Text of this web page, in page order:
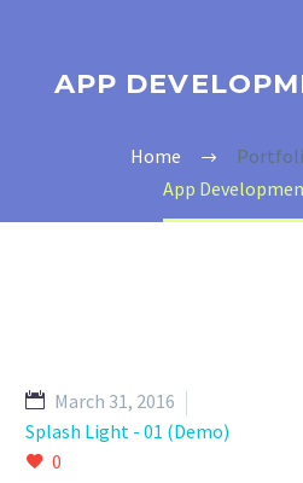
APP
Home
App
March 31, 2016
Splash Light - 01 (Demo)
0